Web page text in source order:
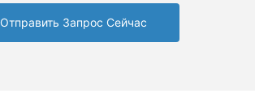
Отправить Запрос Сейчас